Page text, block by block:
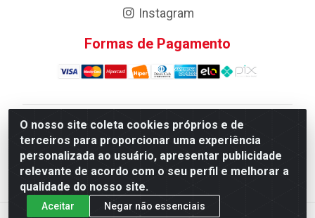
O nosso site coleta cookies próprios e de
terceiros para proporcionar uma experiência
personalizada ao usuário, apresentar publicidade
relevante de acordo com o seu perfil e melhorar a
qualidade do nosso site.
Aceitar Negar não essenciais
Instagram
Formas de Pagamento
Atacadao da Limpeza F. Pereira Queiroz Comercio e
Distribuicao LTDA - Quadra Qi 10 Lotes 39 e, 41 - Setor
Industrial (Taguatinga), Brasília/DF - CEP 72.135-100 -
CNPJ 13.184.675/0001-80